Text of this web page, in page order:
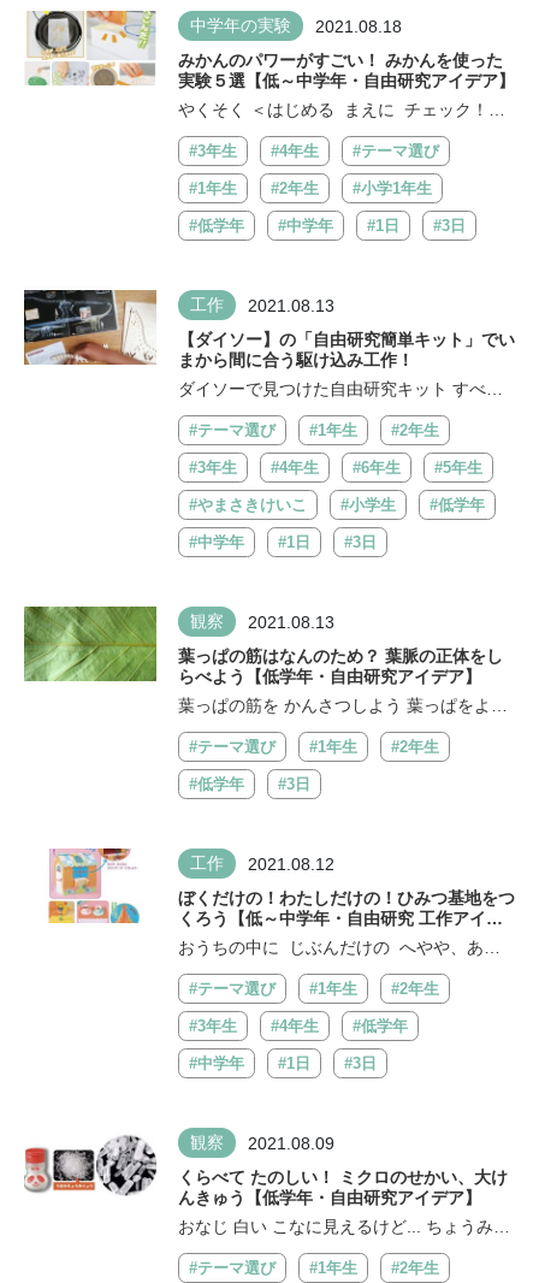
中学年の実験 2021.08.18
みかんのパワーがすごい！ みかんを使った
実験５選【低～中学年・自由研究アイデア】
やくそく ＜はじめる まえに チェック！＞
□ざいりょうを切ると...
#3年生
#4年生 #テーマ選び
#1年生 #2年生 #小学1年生
#低学年 #中学年 #1日 #3日
工作 2021.08.13
【ダイソー】の「自由研究簡単キット」でい
まから間に合う駆け込み工作！
ダイソーで見つけた自由研究キット すべて1
00円(税抜) 自由研究に使える何かいいも...
#テーマ選び
#1年生 #2年生
#3年生 #4年生 #6年生 #5年生
#やまさきけいこ #小学生 #低学年
#中学年 #1日 #3日
観察 2021.08.13
葉っぱの筋はなんのため？ 葉脈の正体をし
らべよう【低学年・自由研究アイデア】
葉っぱの筋を かんさつしよう 葉っぱをよく
見ると、たくさんの こまかい「筋...
#テーマ選び
#1年生 #2年生
#低学年 #3日
工作 2021.08.12
ぼくだけの！わたしだけの！ひみつ基地をつ
くろう【低～中学年・自由研究 工作アイデ
ア】
おうちの中に じぶんだけの へやや、あこ
がれの おみせを作って あそぼう！ へ...
#テーマ選び
#1年生 #2年生
#3年生 #4年生 #低学年
#中学年 #1日 #3日
観察 2021.08.09
くらべて たのしい！ ミクロのせかい、大け
んきゅう【低学年・自由研究アイデア】
おなじ 白い こなに見えるけど... ちょうみり
ょうの こなを、かくだいして...
#テーマ選び
#1年生 #2年生